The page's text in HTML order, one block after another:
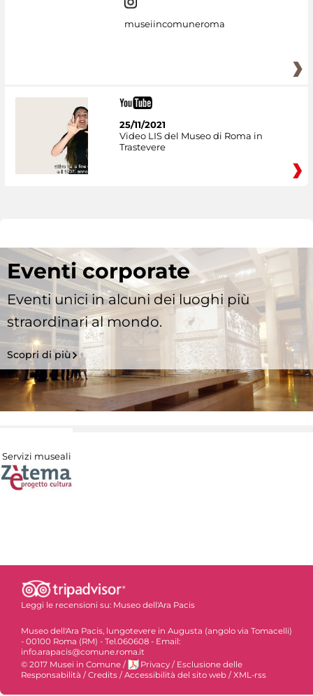
museiincomuneroma
25/11/2021
Video LIS del Museo di Roma in
Trastevere
Eventi corporate
Eventi unici in alcuni dei luoghi più
straordinari al mondo.
Scopri di più
Servizi museali
Leggi le recensioni su: Museo dell'Ara Pacis
Museo dell'Ara Pacis, lungotevere in Augusta (angolo via Tomacelli)
- 00100 Roma (RM) - Tel.060608 - Email:
info.arapacis@comune.roma.it
© 2017 Musei in Comune / Privacy / Esclusione delle
Responsabilità / Credits / Accessibilità del sito web / XML-rss